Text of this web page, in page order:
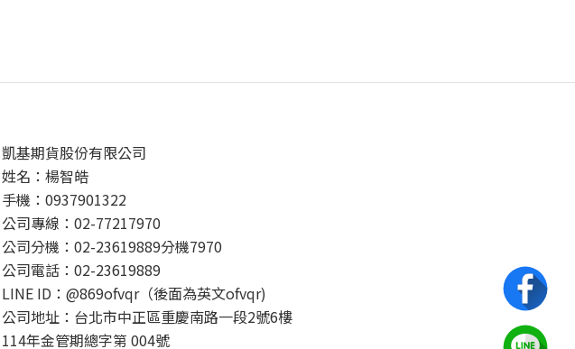
凱基期貨股份有限公司
姓名：楊智皓
手機：0937901322
公司專線：02-77217970
公司分機：02-23619889分機7970
公司電話：02-23619889
LINE ID：@869ofvqr（後面為英文ofvqr)
公司地址：台北市中正區重慶南路一段2號6樓
114年金管期總字第 004號